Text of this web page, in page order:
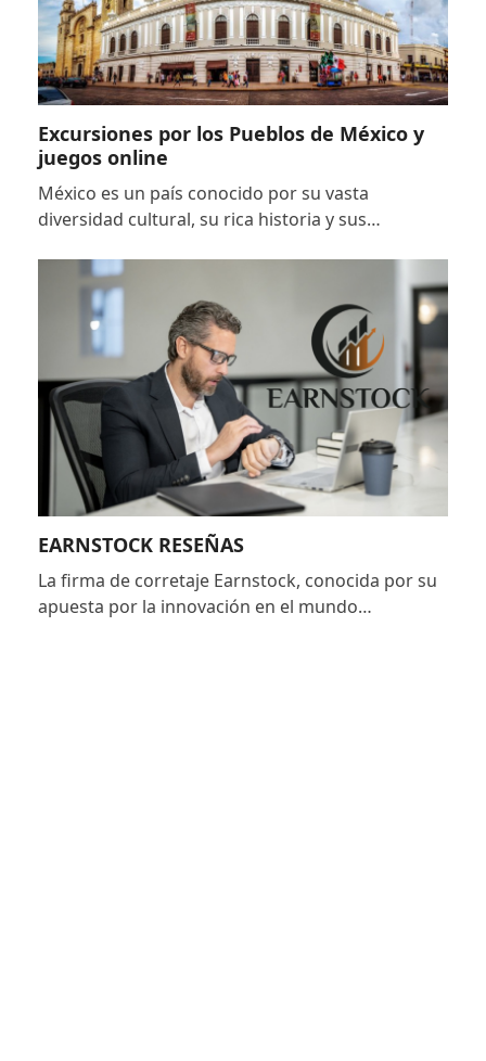
Excursiones por los Pueblos de México y
juegos online
México es un país conocido por su vasta
diversidad cultural, su rica historia y sus…
EARNSTOCK RESEÑAS
La firma de corretaje Earnstock, conocida por su
apuesta por la innovación en el mundo…